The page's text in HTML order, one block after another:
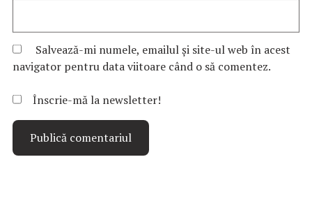
Salvează-mi numele, emailul și site-ul web în acest
navigator pentru data viitoare când o să comentez.
Înscrie-mă la newsletter!